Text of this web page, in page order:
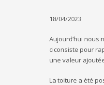
18/04/2023
Aujourd’hui nous
ciconsiste pour
une valeur
La toiture a été